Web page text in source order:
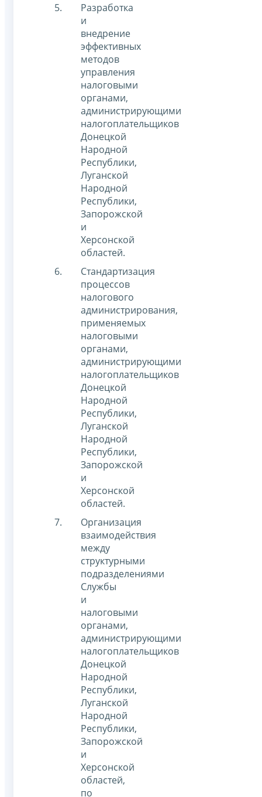
Разработка
и
внедрение
эффективных
методов
управления
налоговыми
органами,
администрирующими
налогоплательщиков
Донецкой
Народной
Республики,
Луганской
Народной
Республики,
Запорожской
и
Херсонской
областей.
Стандартизация
процессов
налогового
администрирования,
применяемых
налоговыми
органами,
администрирующими
налогоплательщиков
Донецкой
Народной
Республики,
Луганской
Народной
Республики,
Запорожской
и
Херсонской
областей.
Организация
взаимодействия
между
структурными
подразделениями
Службы
и
налоговыми
органами,
администрирующими
налогоплательщиков
Донецкой
Народной
Республики,
Луганской
Народной
Республики,
Запорожской
и
Херсонской
областей,
по